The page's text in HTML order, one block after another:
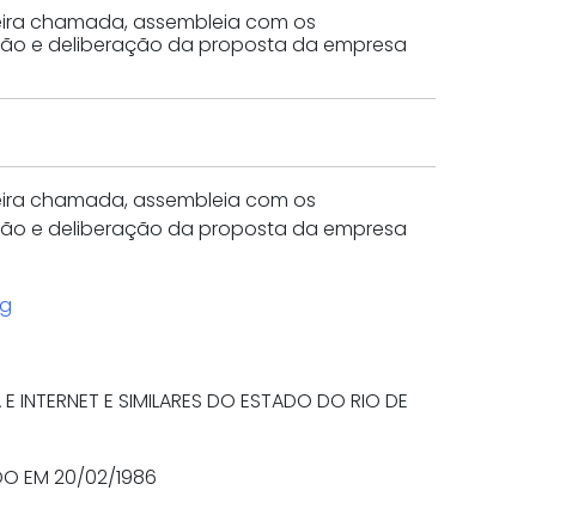
chamada, assembleia com os
e deliberação da proposta da empresa
chamada, assembleia com os
e deliberação da proposta da empresa
INTERNET E SIMILARES DO ESTADO DO RIO DE
EM 20/02/1986